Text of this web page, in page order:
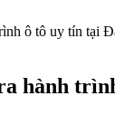
hành